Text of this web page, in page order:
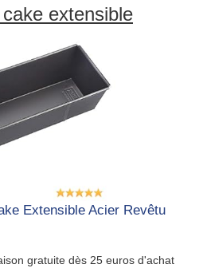
extensible
Extensible Acier Revêtu
gratuite dès 25 euros d'achat